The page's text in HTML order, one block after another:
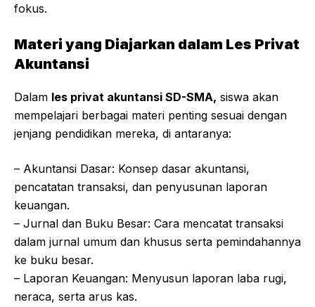
fokus.
Materi yang Diajarkan dalam Les Privat
Akuntansi
Dalam les privat akuntansi SD-SMA, siswa akan
mempelajari berbagai materi penting sesuai dengan
jenjang pendidikan mereka, di antaranya:
– Akuntansi Dasar: Konsep dasar akuntansi,
pencatatan transaksi, dan penyusunan laporan
keuangan.
– Jurnal dan Buku Besar: Cara mencatat transaksi
dalam jurnal umum dan khusus serta pemindahannya
ke buku besar.
– Laporan Keuangan: Menyusun laporan laba rugi,
neraca, serta arus kas.